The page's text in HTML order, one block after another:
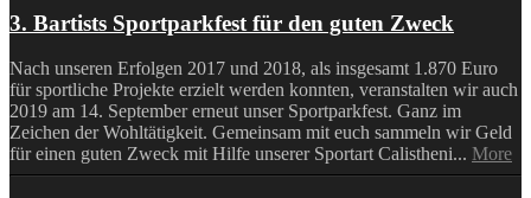
3. Bartists Sportparkfest für den guten Zweck
Nach unseren Erfolgen 2017 und 2018, als insgesamt 1.870 Euro
für sportliche Projekte erzielt werden konnten, veranstalten wir auch
2019 am 14. September erneut unser Sportparkfest. Ganz im
Zeichen der Wohltätigkeit. Gemeinsam mit euch sammeln wir Geld
für einen guten Zweck mit Hilfe unserer Sportart Calistheni... More